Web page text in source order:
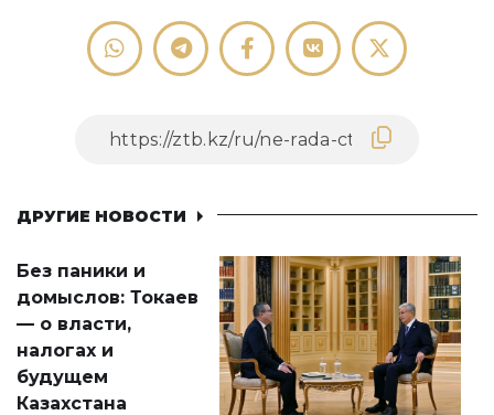
ДРУГИЕ НОВОСТИ
Без паники и
домыслов: Токаев
— о власти,
налогах и
будущем
Казахстана